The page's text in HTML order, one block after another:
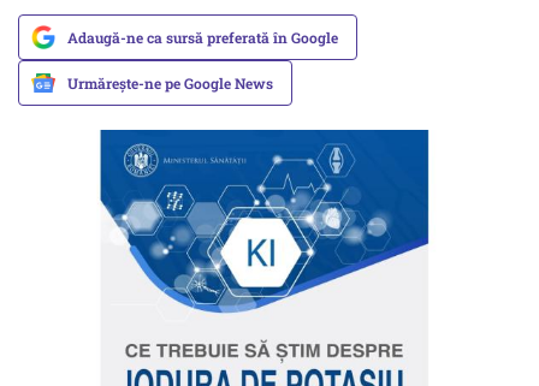
Adaugă-ne ca sursă preferată în Google
Urmărește-ne pe Google News